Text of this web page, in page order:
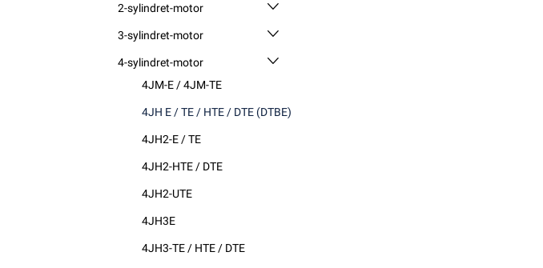
2-sylindret-motor
3-sylindret-motor
4-sylindret-motor
4JM-E / 4JM-TE
4JH E / TE / HTE / DTE (DTBE)
4JH2-E / TE
4JH2-HTE / DTE
4JH2-UTE
4JH3E
4JH3-TE / HTE / DTE